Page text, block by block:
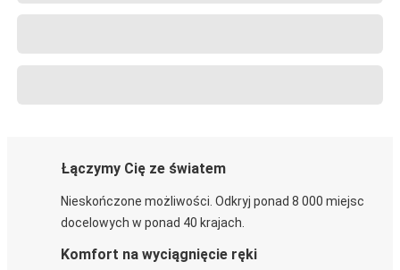
Łączymy Cię ze światem
Nieskończone możliwości. Odkryj ponad 8 000 miejsc
docelowych w ponad 40 krajach.
Komfort na wyciągnięcie ręki